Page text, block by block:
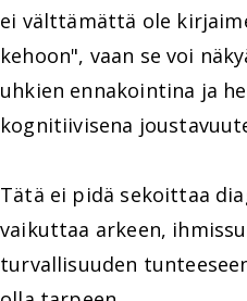
ei välttämättä ole
kehoon", vaan se voi
uhkien ennakointina ja
kognitiivisena
Tätä ei pidä sekoittaa
vaikuttaa arkeen,
turvallisuuden